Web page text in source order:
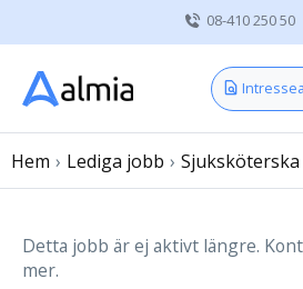
08-410 250 50
Hem
Vårdgivare
Om oss
Hem › Lediga jobb › Sjuksköterska
Detta jobb är ej aktivt längre.
mer.